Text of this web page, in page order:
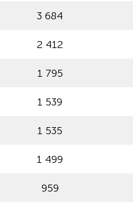
3 684
2 412
1 795
1 539
1 535
1 499
959